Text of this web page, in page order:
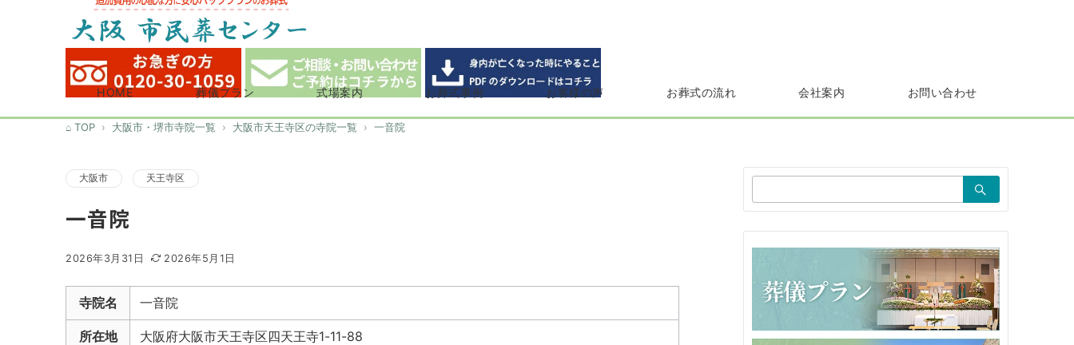
HOME 葬儀プラン 式場案内 お葬式事例 お客様の声 お葬式の流れ 会社案内 お問い合わせ
TOP 大阪市・堺市寺院一覧 大阪市天王寺区の寺院一覧 一音院
大阪市 天王寺区
一音院
2026年3月31日 2026年5月1日
寺院名 一音院
所在地 大阪府大阪市天王寺区四天王寺1-11-88
索：